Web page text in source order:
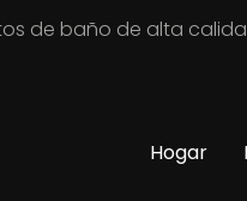
de baño de alta
Hogar